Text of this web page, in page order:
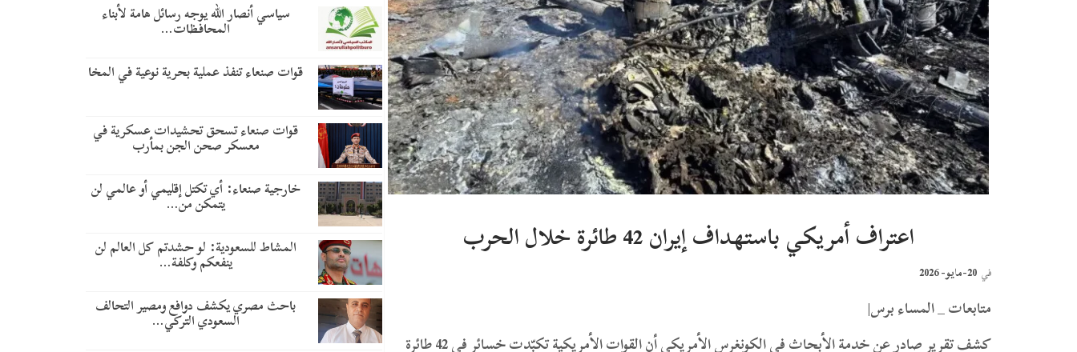
اعتراف أمريكي باستهداف إيران 42 طائرة خلال الحرب
في 20-مايو- 2026
متابعات _ المساء برس|
كشف تقرير صادر عن خدمة الأبحاث في الكونغرس الأمريكي أن القوات الأمريكية تكبّدت خسائر في 42 طائرة
سياسي أنصار الله يوجه رسائل هامة لأبناء
المحافظات…
قوات صنعاء تنفذ عملية بحرية نوعية في المخا
قوات صنعاء تسحق تحشيدات عسكرية في
معسكر صحن الجن بمأرب
خارجية صنعاء: أي تكتل إقليمي أو عالمي لن
يتمكن من…
المشاط للسعودية: لو حشدتم كل العالم لن
ينفعكم وكلفة…
باحث مصري يكشف دوافع ومصير التحالف
السعودي التركي…